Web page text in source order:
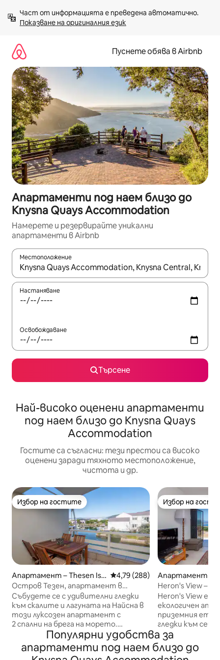
към
съдържанието
Показване на оригиналния език
Пуснете обява в Airbnb
Апартаменти под наем близо до
Knysna Quays Accommodation
Намерете и резервирайте уникални
апартаменти в Airbnb
Местоположение
Когато резултатите се покажат, използвайте
Настаняване
Освобождаване
Търсене
Най-високо оценени апартаменти
под наем близо до Knysna Quays
Accommodation
Гостите са съгласни: тези престои са високо
оценени заради тяхното местоположение,
чистота и др.
Избор на гостите
Избор на гостите
Апартамент – Thesen Isla
nd
Средна оценка: 4,79 от 5,
4,79 (288)
Остров Тезен, апартамент в
лагуната Кнайсна, на каналите.
Събудете се с удивителни гледки
към скалите и лагуната на Найсна в
този луксозен апартамент с
2 спални на брега на морето.
Насладете се на спокойна
обстановка, изобилие от птици и
директен достъп до лодки и каяци
Избор на
Избор на
Апартамент –
Heron's View –
слънчева
Heron's View е
екологичен
приземния
гледки към
Книсна.
езерото,
спокойствието
Популярни удобства за
апартаменти под наем близо до